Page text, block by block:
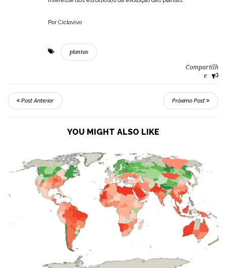
Por Ciclovivo
plantas
Compartilh
e
Post Anterior Próximo Post
YOU MIGHT ALSO LIKE